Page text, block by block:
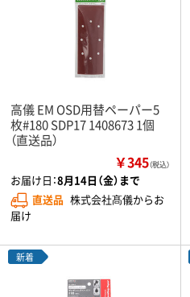
高儀 EM OSD用替ペーパー5
枚#180 SDP17 1408673 1個
（直送品）
￥345（税込）
お届け日：8月14日（金）まで
直送品 株式会社髙儀からお
届け
新着